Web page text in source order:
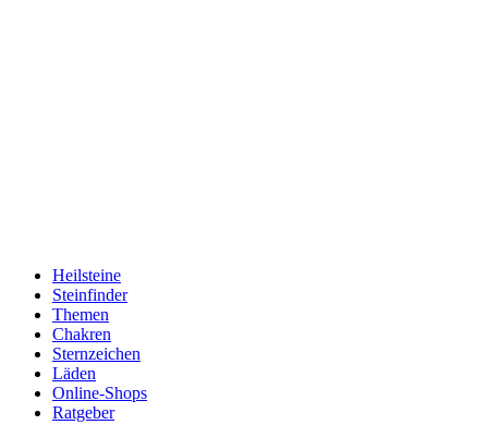
Heilsteine
Steinfinder
Themen
Chakren
Sternzeichen
Läden
Online-Shops
Ratgeber